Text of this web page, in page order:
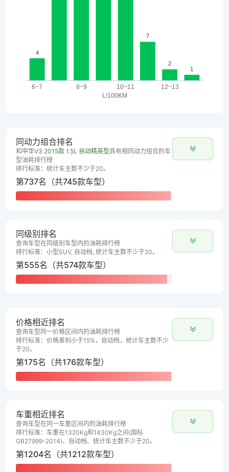
同动力组合排名
和 中华V3 2015款 1.5L 自动精英型具有相同动力组合的车
型油耗排行榜
排行标准：统计车主数不少于20。
第737名（共745款车型）
同级别排名
查询车型在同级别车型内的油耗排行榜
排行标准：小型SUV, 自动档, 统计车主数不少于20。
第555名（共574款车型）
价格相近排名
查询车型同一价格区间内的油耗排行榜
排行标准：价格差别小于15%，自动档，统计车主数不少
于20。
第175名（共176款车型）
车重相近排名
查询车型在同一车重区间内的油耗排行榜
排行标准：车重在1320Kg和1430Kg之间(国标
GB27999-2014)、自动档、统计车主数不少于20。
第1204名（共1212款车型）